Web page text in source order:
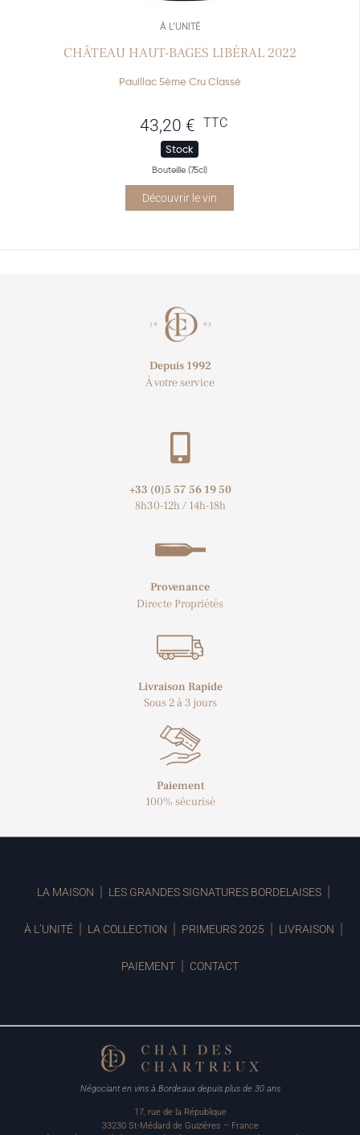
À L’UNITÉ
CHÂTEAU HAUT-BAGES LIBÉRAL 2022
Pauillac 5ème Cru Classé
43,20 € TTC
Stock
Bouteille (75cl)
Découvrir le vin
Depuis 1992
À votre service
+33 (0)5 57 56 19 50​
8h30-12h / 14h-18h
Provenance
Directe Propriétés
Livraison Rapide
Sous 2 à 3 jours
Paiement
100% sécurisé
LA MAISON LES GRANDES SIGNATURES BORDELAISES
À L’UNITÉ LA COLLECTION PRIMEURS 2025 LIVRAISON
PAIEMENT CONTACT
Négociant en vins à Bordeaux depuis plus de 30 ans
17, rue de la République
33230 St-Médard de Guizières – France